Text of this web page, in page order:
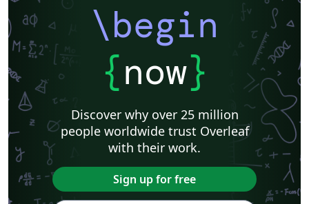
\begin
{now}
Discover why over 25 million
people worldwide trust Overleaf
with their work.
Sign up for free